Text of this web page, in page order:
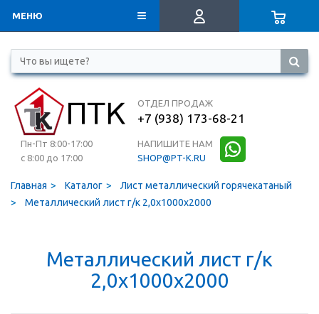
ОТДЕЛ ПРОДАЖ
+7 (938) 173-68-21
Пн-Пт 8:00-17:00
с 8:00 до 17:00
НАПИШИТЕ НАМ
SHOP@PT-K.RU
МЕНЮ
Главная Каталог
Лист металлический горячекатаный
Металлический лист г/к 2,0х1000х2000
Металлический лист г/к
2,0х1000х2000